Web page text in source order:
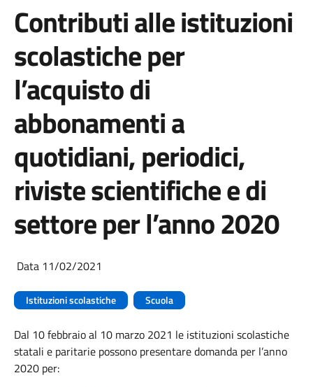
Contributi alle istituzioni
scolastiche per
l’acquisto di
abbonamenti a
quotidiani, periodici,
riviste scientifiche e di
settore per l’anno 2020
Data 11/02/2021
Istituzioni scolastiche Scuola
Dal 10 febbraio al 10 marzo 2021 le istituzioni scolastiche
statali e paritarie possono presentare domanda per l’anno
2020 per: